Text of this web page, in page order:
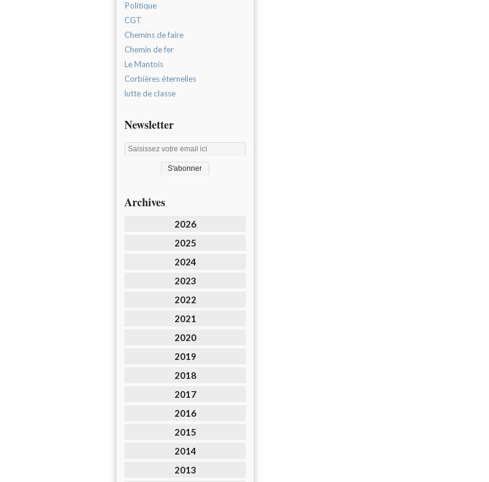
Politique
CGT
Chemins de faire
Chemin de fer
Le Mantois
Corbières éternelles
lutte de classe
Newsletter
Archives
2026
2025
2024
2023
2022
2021
2020
2019
2018
2017
2016
2015
2014
2013